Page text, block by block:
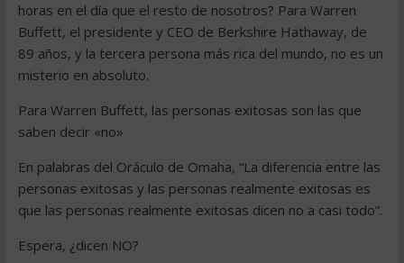
horas en el día que el resto de nosotros? Para Warren
Buffett, el presidente y CEO de Berkshire Hathaway, de
89 años, y la tercera persona más rica del mundo, no es un
misterio en absoluto.
Para Warren Buffett, las personas exitosas son las que
saben decir «no»
En palabras del Oráculo de Omaha, “La diferencia entre las
personas exitosas y las personas realmente exitosas es
que las personas realmente exitosas dicen no a casi todo”.
Espera, ¿dicen NO?